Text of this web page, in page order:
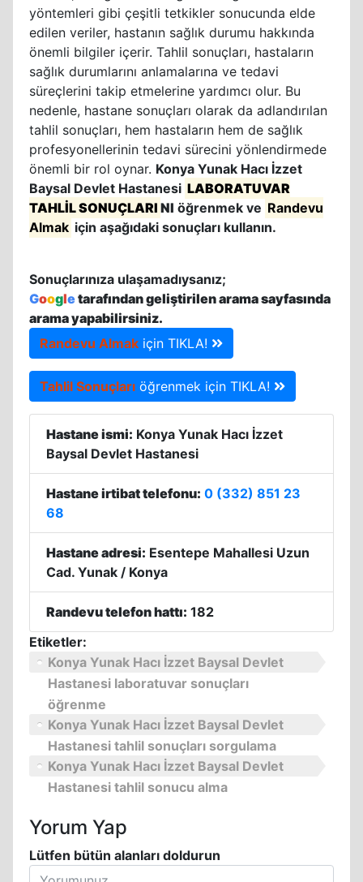
yöntemleri gibi çeşitli tetkikler sonucunda elde
edilen veriler, hastanın sağlık durumu hakkında
önemli bilgiler içerir. Tahlil sonuçları, hastaların
sağlık durumlarını anlamalarına ve tedavi
süreçlerini takip etmelerine yardımcı olur. Bu
nedenle, hastane sonuçları olarak da adlandırılan
tahlil sonuçları, hem hastaların hem de sağlık
profesyonellerinin tedavi sürecini yönlendirmede
önemli bir rol oynar. Konya Yunak Hacı İzzet
Baysal Devlet Hastanesi LABORATUVAR
TAHLİL SONUÇLARI NI öğrenmek ve Randevu
Almak için aşağıdaki sonuçları kullanın.
Sonuçlarınıza ulaşamadıysanız;
Googletarafından geliştirilen arama sayfasında
arama yapabilirsiniz.
Randevu Almak için TIKLA!
Tahlil Sonuçları öğrenmek için TIKLA!
Hastane ismi: Konya Yunak Hacı İzzet
Baysal Devlet Hastanesi
Hastane irtibat telefonu: 0 (332) 851 23
68
Hastane adresi: Esentepe Mahallesi Uzun
Cad. Yunak / Konya
Randevu telefon hattı: 182
Etiketler:
Konya Yunak Hacı İzzet Baysal Devlet
Hastanesi laboratuvar sonuçları
öğrenme
Konya Yunak Hacı İzzet Baysal Devlet
Hastanesi tahlil sonuçları sorgulama
Konya Yunak Hacı İzzet Baysal Devlet
Hastanesi tahlil sonucu alma
Yorum Yap
Lütfen bütün alanları doldurun